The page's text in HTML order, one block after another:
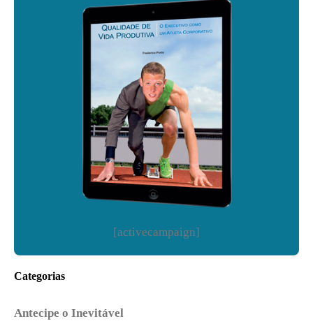
[activecampaign]
Categorias
Antecipe o Inevitável